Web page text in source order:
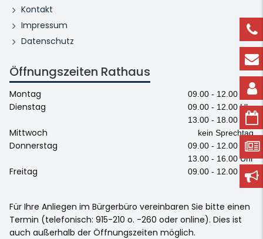
Kontakt
Impressum
Datenschutz
Öffnungszeiten Rathaus
Montag 09.00 - 12.00 Uhr
Dienstag
09.00 - 12.00 Uhr
13.00 - 18.00 Uhr
Mittwoch kein Sprechtag
Donnerstag
09.00 - 12.00 Uhr
13.00 - 16.00 Uhr
Freitag 09.00 - 12.00 Uhr
Für Ihre Anliegen im Bürgerbüro vereinbaren Sie bitte einen
Termin (telefonisch: 915-210 o. -260 oder online). Dies ist
auch außerhalb der Öffnungszeiten möglich.